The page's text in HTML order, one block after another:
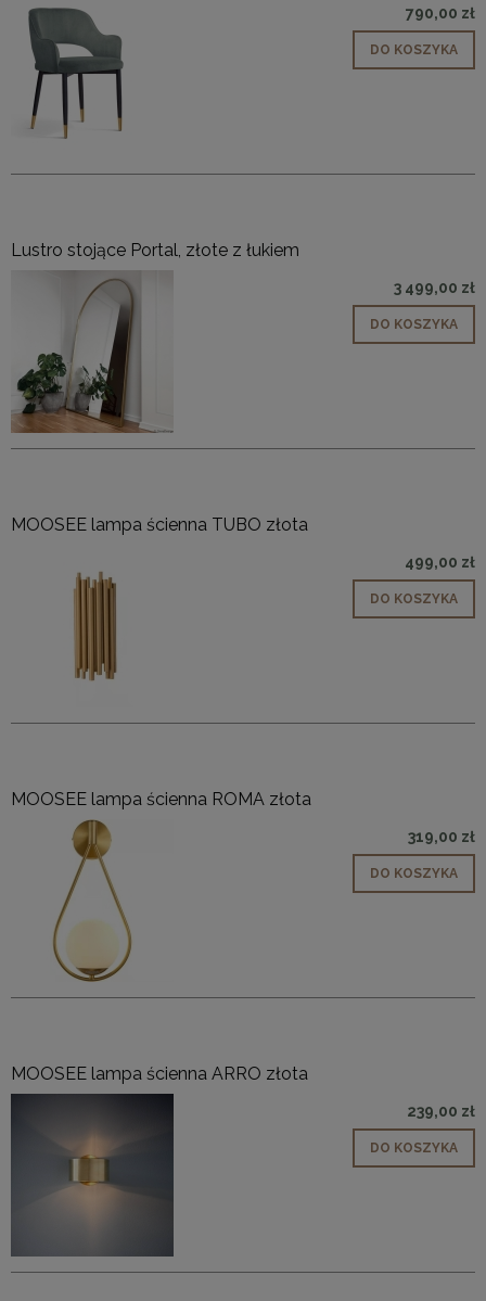
790,00 zł
DO KOSZYKA
Lustro stojące Portal, złote z łukiem
3 499,00 zł
DO KOSZYKA
MOOSEE lampa ścienna TUBO złota
499,00 zł
DO KOSZYKA
MOOSEE lampa ścienna ROMA złota
319,00 zł
DO KOSZYKA
MOOSEE lampa ścienna ARRO złota
239,00 zł
DO KOSZYKA